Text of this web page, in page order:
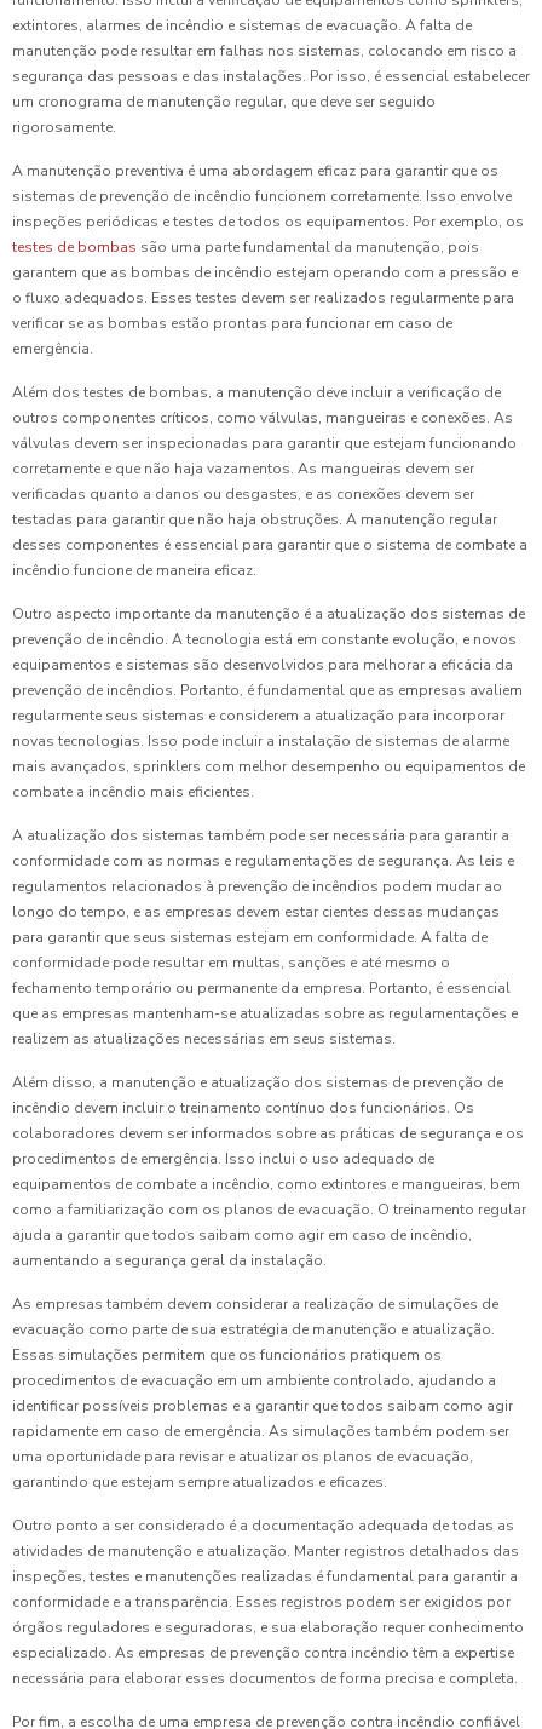
extintores, alarmes de incêndio e sistemas de evacuação. A falta de
manutenção pode resultar em falhas nos sistemas, colocando em risco a
segurança das pessoas e das instalações. Por isso, é essencial estabelecer
um cronograma de manutenção regular, que deve ser seguido
rigorosamente.
A manutenção preventiva é uma abordagem eficaz para garantir que os
sistemas de prevenção de incêndio funcionem corretamente. Isso envolve
inspeções periódicas e testes de todos os equipamentos. Por exemplo, os
testes de bombas são uma parte fundamental da manutenção, pois
garantem que as bombas de incêndio estejam operando com a pressão e
o fluxo adequados. Esses testes devem ser realizados regularmente para
verificar se as bombas estão prontas para funcionar em caso de
emergência.
Além dos testes de bombas, a manutenção deve incluir a verificação de
outros componentes críticos, como válvulas, mangueiras e conexões. As
válvulas devem ser inspecionadas para garantir que estejam funcionando
corretamente e que não haja vazamentos. As mangueiras devem ser
verificadas quanto a danos ou desgastes, e as conexões devem ser
testadas para garantir que não haja obstruções. A manutenção regular
desses componentes é essencial para garantir que o sistema de combate a
incêndio funcione de maneira eficaz.
Outro aspecto importante da manutenção é a atualização dos sistemas de
prevenção de incêndio. A tecnologia está em constante evolução, e novos
equipamentos e sistemas são desenvolvidos para melhorar a eficácia da
prevenção de incêndios. Portanto, é fundamental que as empresas avaliem
regularmente seus sistemas e considerem a atualização para incorporar
novas tecnologias. Isso pode incluir a instalação de sistemas de alarme
mais avançados, sprinklers com melhor desempenho ou equipamentos de
combate a incêndio mais eficientes.
A atualização dos sistemas também pode ser necessária para garantir a
conformidade com as normas e regulamentações de segurança. As leis e
regulamentos relacionados à prevenção de incêndios podem mudar ao
longo do tempo, e as empresas devem estar cientes dessas mudanças
para garantir que seus sistemas estejam em conformidade. A falta de
conformidade pode resultar em multas, sanções e até mesmo o
fechamento temporário ou permanente da empresa. Portanto, é essencial
que as empresas mantenham-se atualizadas sobre as regulamentações e
realizem as atualizações necessárias em seus sistemas.
Além disso, a manutenção e atualização dos sistemas de prevenção de
incêndio devem incluir o treinamento contínuo dos funcionários. Os
colaboradores devem ser informados sobre as práticas de segurança e os
procedimentos de emergência. Isso inclui o uso adequado de
equipamentos de combate a incêndio, como extintores e mangueiras, bem
como a familiarização com os planos de evacuação. O treinamento regular
ajuda a garantir que todos saibam como agir em caso de incêndio,
aumentando a segurança geral da instalação.
As empresas também devem considerar a realização de simulações de
evacuação como parte de sua estratégia de manutenção e atualização.
Essas simulações permitem que os funcionários pratiquem os
procedimentos de evacuação em um ambiente controlado, ajudando a
identificar possíveis problemas e a garantir que todos saibam como agir
rapidamente em caso de emergência. As simulações também podem ser
uma oportunidade para revisar e atualizar os planos de evacuação,
garantindo que estejam sempre atualizados e eficazes.
Outro ponto a ser considerado é a documentação adequada de todas as
atividades de manutenção e atualização. Manter registros detalhados das
inspeções, testes e manutenções realizadas é fundamental para garantir a
conformidade e a transparência. Esses registros podem ser exigidos por
órgãos reguladores e seguradoras, e sua elaboração requer conhecimento
especializado. As empresas de prevenção contra incêndio têm a expertise
necessária para elaborar esses documentos de forma precisa e completa.
Por fim, a escolha de uma empresa de prevenção contra incêndio confiável